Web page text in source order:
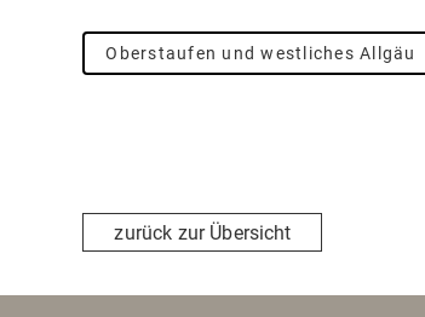
Oberstaufen und westliches Allgäu
zurück zur Übersicht